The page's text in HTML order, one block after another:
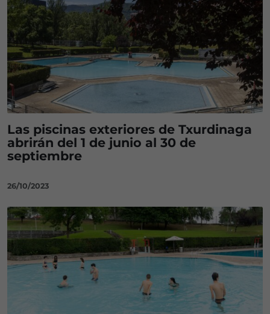
Las piscinas exteriores de Txurdinaga
abrirán del 1 de junio al 30 de
septiembre
26/10/2023